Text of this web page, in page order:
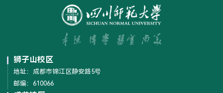
狮子山校区
地址：成都市锦江区静安路5号
邮编：610066